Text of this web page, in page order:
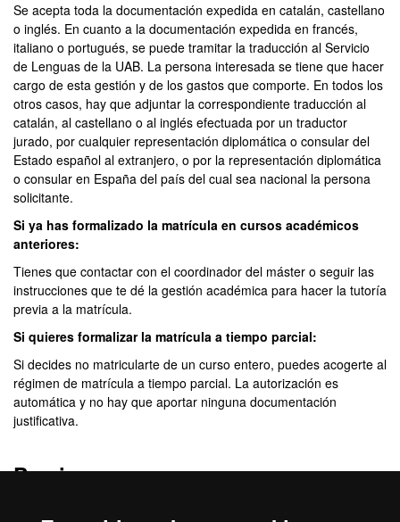
Se acepta toda la documentación expedida en catalán, castellano
o inglés. En cuanto a la documentación expedida en francés,
italiano o portugués, se puede tramitar la traducción al Servicio
de Lenguas de la UAB. La persona interesada se tiene que hacer
cargo de esta gestión y de los gastos que comporte. En todos los
otros casos, hay que adjuntar la correspondiente traducción al
catalán, al castellano o al inglés efectuada por un traductor
jurado, por cualquier representación diplomática o consular del
Estado español al extranjero, o por la representación diplomática
o consular en España del país del cual sea nacional la persona
solicitante.
Si ya has formalizado la matrícula en cursos académicos
anteriores:
Tienes que contactar con el coordinador del máster o seguir las
instrucciones que te dé la gestión académica para hacer la tutoría
previa a la matrícula.
Si quieres formalizar la matrícula a tiempo parcial:
Si decides no matricularte de un curso entero, puedes acogerte al
régimen de matrícula a tiempo parcial. La autorización es
automática y no hay que aportar ninguna documentación
justificativa.
Precio: